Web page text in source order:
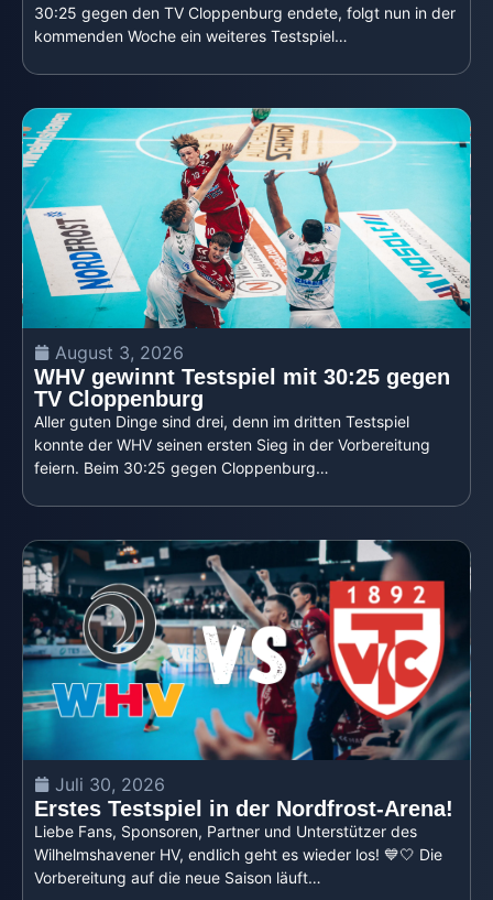
30:25 gegen den TV Cloppenburg endete, folgt nun in der
kommenden Woche ein weiteres Testspiel…
August 3, 2026
WHV gewinnt Testspiel mit 30:25 gegen
TV Cloppenburg
Aller guten Dinge sind drei, denn im dritten Testspiel
konnte der WHV seinen ersten Sieg in der Vorbereitung
feiern. Beim 30:25 gegen Cloppenburg…
Juli 30, 2026
Erstes Testspiel in der Nordfrost-Arena!
Liebe Fans, Sponsoren, Partner und Unterstützer des
Wilhelmshavener HV, endlich geht es wieder los! 💙🤍 Die
Vorbereitung auf die neue Saison läuft…